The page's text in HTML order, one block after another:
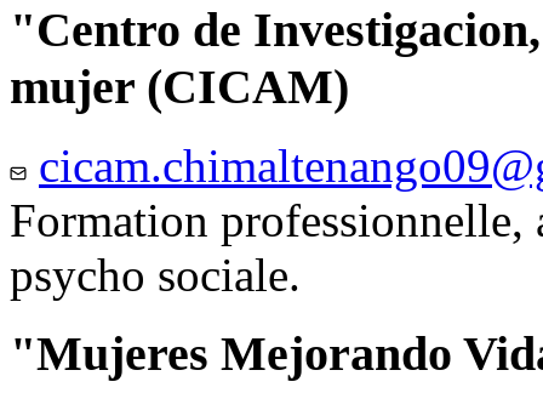
"Centro de
mujer (CICAM)
Formation professionnelle,
psycho sociale.
"Mujeres Mejorando